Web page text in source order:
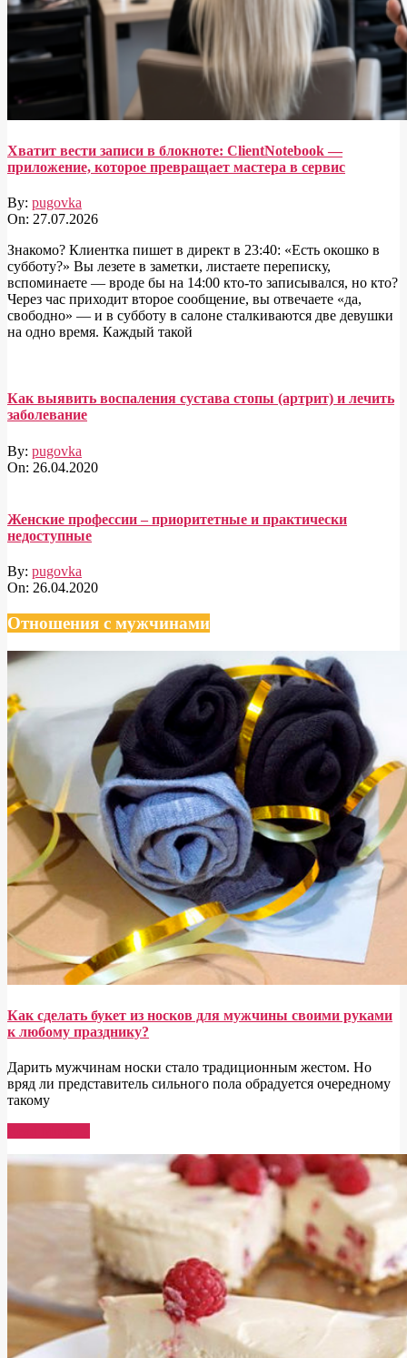
Хватит вести записи в блокноте: ClientNotebook —
приложение, которое превращает мастера в сервис
By: pugovka
On: 27.07.2026
Знакомо? Клиентка пишет в директ в 23:40: «Есть окошко в
субботу?» Вы лезете в заметки, листаете переписку,
вспоминаете — вроде бы на 14:00 кто-то записывался, но кто?
Через час приходит второе сообщение, вы отвечаете «да,
свободно» — и в субботу в салоне сталкиваются две девушки
на одно время. Каждый такой
Как выявить воспаления сустава стопы (артрит) и лечить
заболевание
By: pugovka
On: 26.04.2020
Женские профессии – приоритетные и практически
недоступные
By: pugovka
On: 26.04.2020
Отношения с мужчинами
Как сделать букет из носков для мужчины своими руками
к любому празднику?
Дарить мужчинам носки стало традиционным жестом. Но
вряд ли представитель сильного пола обрадуется очередному
такому